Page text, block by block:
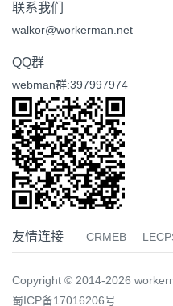
联系我们
walkor@workerman.net
QQ群
webman群:397997974
友情连接 CRMEB
Copyright © 2014-2026
蜀ICP备17016206号